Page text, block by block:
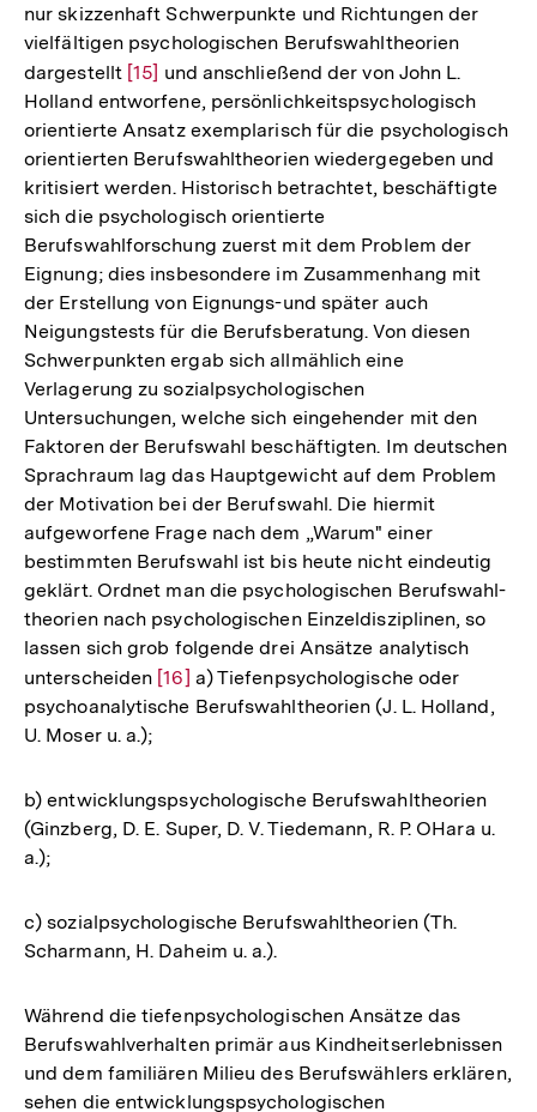
nur skizzenhaft Schwerpunkte und Richtungen der
vielfältigen psychologischen Berufswahltheorien
dargestellt Zur
Auflösung
der
Fußnote
[15] und anschließend der von John L.
Holland entworfene, persönlichkeitspsychologisch
orientierte Ansatz exemplarisch für die psychologisch
orientierten Berufswahltheorien wiedergegeben und
kritisiert werden. Historisch betrachtet, beschäftigte
sich die psychologisch orientierte
Berufswahlforschung zuerst mit dem Problem der
Eignung; dies insbesondere im Zusammenhang mit
der Erstellung von Eignungs-und später auch
Neigungstests für die Berufsberatung. Von diesen
Schwerpunkten ergab sich allmählich eine
Verlagerung zu sozialpsychologischen
Untersuchungen, welche sich eingehender mit den
Faktoren der Berufswahl beschäftigten. Im deutschen
Sprachraum lag das Hauptgewicht auf dem Problem
der Motivation bei der Berufswahl. Die hiermit
aufgeworfene Frage nach dem „Warum" einer
bestimmten Berufswahl ist bis heute nicht eindeutig
geklärt. Ordnet man die psychologischen Berufswahl-
theorien nach psychologischen Einzeldisziplinen, so
lassen sich grob folgende drei Ansätze analytisch
unterscheiden Zur
Auflösung
[16] a) Tiefenpsychologische oder
psychoanalytische Berufswahltheorien (J. L. Holland,
U. Moser u. a.);
b) entwicklungspsychologische Berufswahltheorien
(Ginzberg, D. E. Super, D. V. Tiedemann, R. P. OHara u.
a.);
c) sozialpsychologische Berufswahltheorien (Th.
Scharmann, H. Daheim u. a.).
Während die tiefenpsychologischen Ansätze das
Berufswahlverhalten primär aus Kindheitserlebnissen
und dem familiären Milieu des Berufswählers erklären,
sehen die entwicklungspsychologischen